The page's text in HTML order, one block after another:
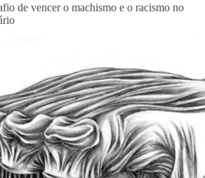
de vencer o machismo e o racismo no